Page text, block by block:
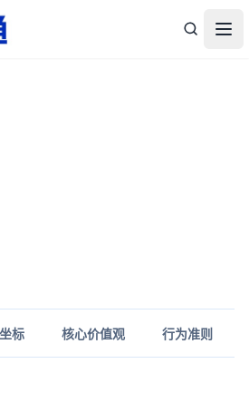
-让数据安全流动，让数据释放价值
打
标 核心价值观 行为准则